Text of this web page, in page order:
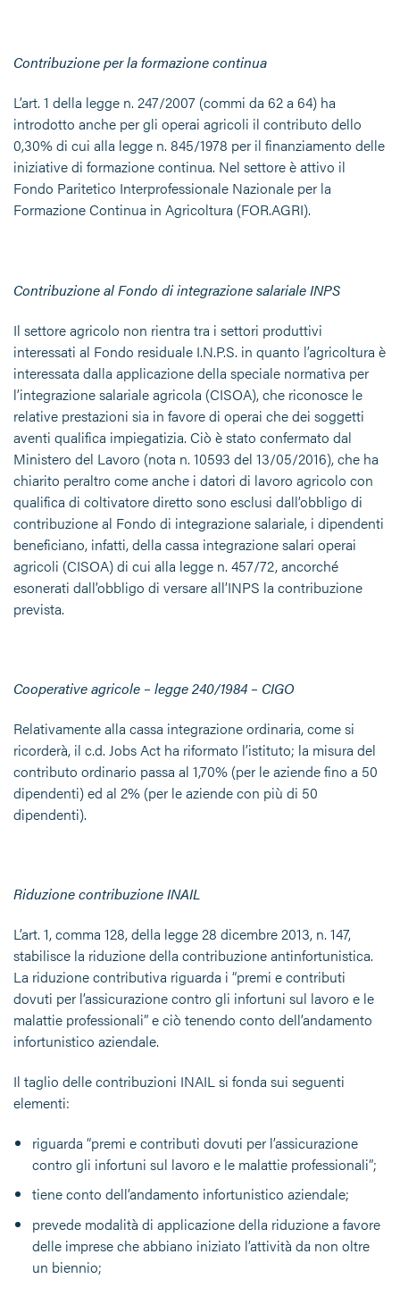
Contribuzione per la formazione continua
L’art. 1 della legge n. 247/2007 (commi da 62 a 64) ha
introdotto anche per gli operai agricoli il contributo dello
0,30% di cui alla legge n. 845/1978 per il finanziamento delle
iniziative di formazione continua. Nel settore è attivo il
Fondo Paritetico Interprofessionale Nazionale per la
Formazione Continua in Agricoltura (FOR.AGRI).
Contribuzione al Fondo di integrazione salariale INPS
Il settore agricolo non rientra tra i settori produttivi
interessati al Fondo residuale I.N.P.S. in quanto l’agricoltura è
interessata dalla applicazione della speciale normativa per
l’integrazione salariale agricola (CISOA), che riconosce le
relative prestazioni sia in favore di operai che dei soggetti
aventi qualifica impiegatizia. Ciò è stato confermato dal
Ministero del Lavoro (nota n. 10593 del 13/05/2016), che ha
chiarito peraltro come anche i datori di lavoro agricolo con
qualifica di coltivatore diretto sono esclusi dall’obbligo di
contribuzione al Fondo di integrazione salariale, i dipendenti
beneficiano, infatti, della cassa integrazione salari operai
agricoli (CISOA) di cui alla legge n. 457/72, ancorché
esonerati dall’obbligo di versare all’INPS la contribuzione
prevista.
Cooperative agricole – legge 240/1984 – CIGO
Relativamente alla cassa integrazione ordinaria, come si
ricorderà, il c.d. Jobs Act ha riformato l’istituto; la misura del
contributo ordinario passa al 1,70% (per le aziende fino a 50
dipendenti) ed al 2% (per le aziende con più di 50
dipendenti).
Riduzione contribuzione INAIL
L’art. 1, comma 128, della legge 28 dicembre 2013, n. 147,
stabilisce la riduzione della contribuzione antinfortunistica.
La riduzione contributiva riguarda i “premi e contributi
dovuti per l’assicurazione contro gli infortuni sul lavoro e le
malattie professionali” e ciò tenendo conto dell’andamento
infortunistico aziendale.
Il taglio delle contribuzioni INAIL si fonda sui seguenti
elementi:
riguarda “premi e contributi dovuti per l’assicurazione
contro gli infortuni sul lavoro e le malattie professionali”;
tiene conto dell’andamento infortunistico aziendale;
prevede modalità di applicazione della riduzione a favore
delle imprese che abbiano iniziato l’attività da non oltre
un biennio;